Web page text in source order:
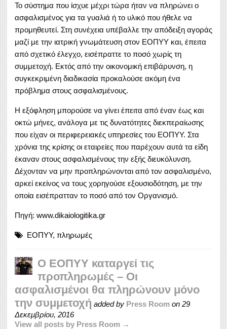
Το σύστημα που ίσχυε μέχρι τώρα ήταν να πληρώνει ο
ασφαλισμένος για τα γυαλιά ή το υλικό που ήθελε να
προμηθευτεί. Στη συνέχεια υπέβαλλε την απόδειξη αγοράς
μαζί με την ιατρική γνωμάτευση στον ΕΟΠΥΥ και, έπειτα
από σχετικό έλεγχο, εισέπραττε το ποσό χωρίς τη
συμμετοχή. Εκτός από την οικονομική επιβάρυνση, η
συγκεκριμένη διαδικασία προκαλούσε ακόμη ένα
πρόβλημα στους ασφαλισμένους.
Η εξόφληση μπορούσε να γίνει έπειτα από έναν έως και
οκτώ μήνες, ανάλογα με τις δυνατότητες διεκπεραίωσης
που είχαν οι περιφερειακές υπηρεσίες του ΕΟΠΥΥ. Στα
χρόνια της κρίσης οι εταιρείες που παρέχουν αυτά τα είδη
έκαναν στους ασφαλισμένους την εξής διευκόλυνση.
Δέχονταν να μην προπληρώνονται από τον ασφαλισμένο,
αρκεί εκείνος να τους χορηγούσε εξουσιοδότηση, με την
οποία εισέπρατταν το ποσό από τον Οργανισμό.
Πηγή: www.dikaiologitika.gr
ΕΟΠΥΥ, πληρωμές
Ο ΕΟΠΥΥ καταργεί τις
προπληρωμές – Οι
ασφαλισμένοι θα πληρώνουν μόνο
την συμμετοχή added by Press Room on 29
Δεκεμβρίου, 2016
View all posts by Press Room →